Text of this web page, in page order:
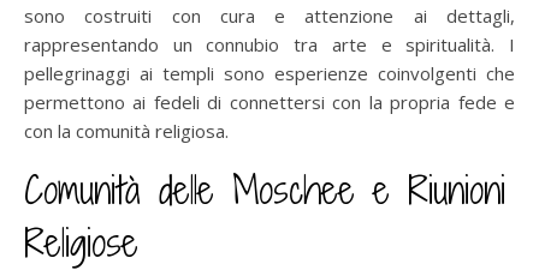
sono costruiti con cura e attenzione ai dettagli,
rappresentando un connubio tra arte e spiritualità. I
pellegrinaggi ai templi sono esperienze coinvolgenti che
permettono ai fedeli di connettersi con la propria fede e
con la comunità religiosa.
Comunità delle Moschee e Riunioni
Religiose